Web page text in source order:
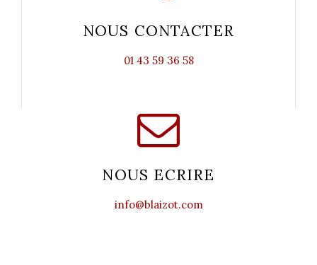
NOUS CONTACTER
01 43 59 36 58
NOUS ECRIRE
info@blaizot.com